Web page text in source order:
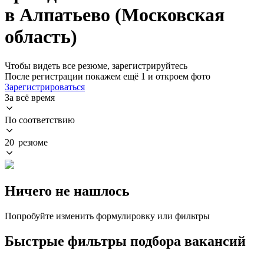
в Алпатьево (Московская
область)
Чтобы видеть все резюме, зарегистрируйтесь
После регистрации покажем ещё 1 и откроем фото
Зарегистрироваться
За всё время
По соответствию
20 резюме
Ничего не нашлось
Попробуйте изменить формулировку или фильтры
Быстрые фильтры подбора вакансий